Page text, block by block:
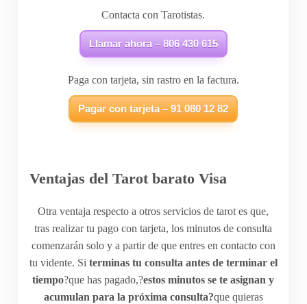
Contacta con Tarotistas.
Llamar ahora – 806 430 615
Paga con tarjeta, sin rastro en la factura.
Pagar con tarjeta – 91 080 12 82
Ventajas del Tarot barato Visa
Otra ventaja respecto a otros servicios de tarot es que,
tras realizar tu pago con tarjeta, los minutos de consulta
comenzarán solo y a partir de que entres en contacto con
tu vidente. Si terminas tu consulta antes de terminar el
tiempo?que has pagado,?estos minutos se te asignan y
acumulan para la próxima consulta?que quieras